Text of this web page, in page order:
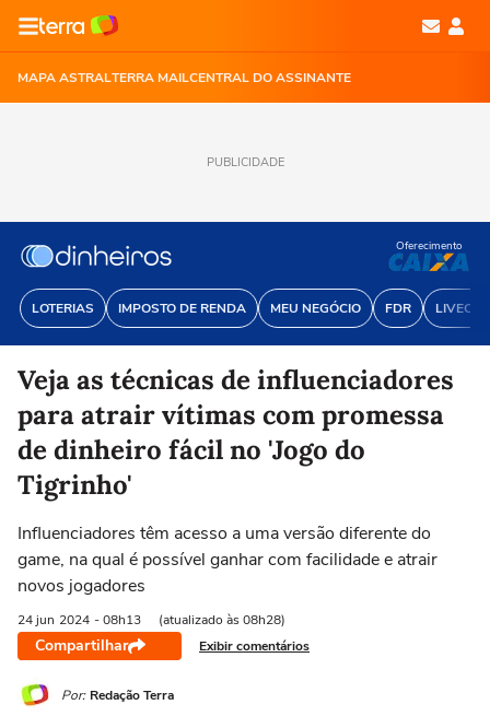
MAPA ASTRALTERRA MAILCENTRAL DO ASSINANTE
PUBLICIDADE
LOTERIAS IMPOSTO DE RENDA MEU NEGÓCIO FDR
Oferecimento
Veja as técnicas de influenciadores
para atrair vítimas com promessa
de dinheiro fácil no 'Jogo do
Tigrinho'
Influenciadores têm acesso a uma versão diferente do
game, na qual é possível ganhar com facilidade e atrair
novos jogadores
24 jun 2024 - 08h13 (atualizado às 08h28)
Compartilhar Exibir comentários
Por: Redação Terra